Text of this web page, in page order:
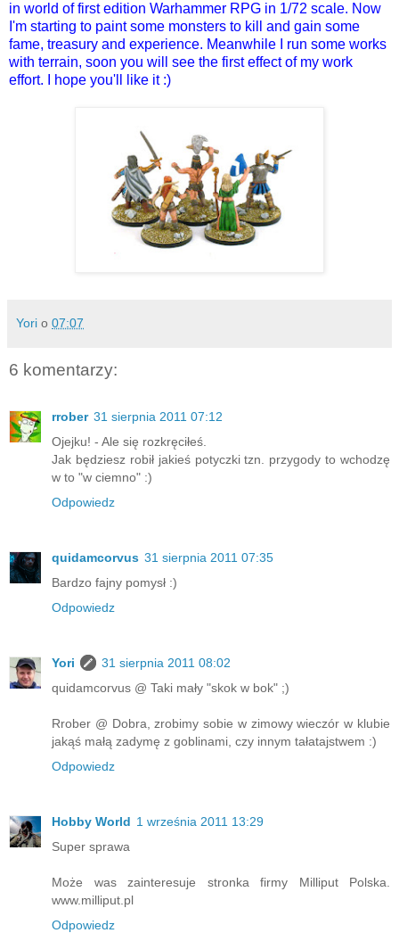
in world of first edition Warhammer RPG in 1/72 scale. Now
I'm starting to paint some monsters to kill and gain some
fame, treasury and experience. Meanwhile I run some works
with terrain, soon you will see the first effect of my work
effort. I hope you'll like it :)
Yori o 07:07
6 komentarzy:
rrober 31 sierpnia 2011 07:12
Ojejku! - Ale się rozkręciłeś.
Jak będziesz robił jakieś potyczki tzn. przygody to wchodzę
w to "w ciemno" :)
Odpowiedz
quidamcorvus 31 sierpnia 2011 07:35
Bardzo fajny pomysł :)
Odpowiedz
Yori
31 sierpnia 2011 08:02
quidamcorvus @ Taki mały "skok w bok" ;)
Rrober @ Dobra, zrobimy sobie w zimowy wieczór w klubie
jakąś małą zadymę z goblinami, czy innym tałatajstwem :)
Odpowiedz
Hobby World 1 września 2011 13:29
Super sprawa
Może was zainteresuje stronka firmy Milliput Polska.
www.milliput.pl
Odpowiedz